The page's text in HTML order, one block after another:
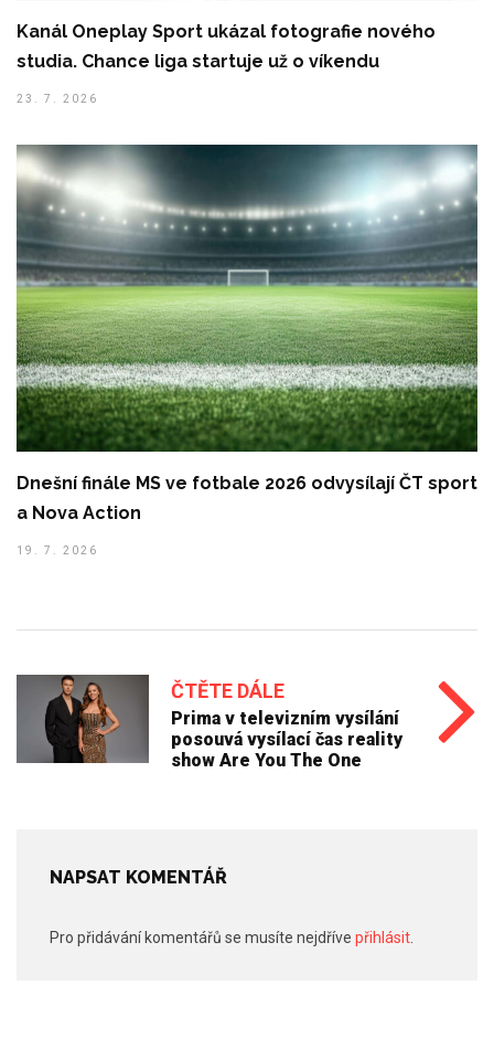
Kanál Oneplay Sport ukázal fotografie nového
studia. Chance liga startuje už o víkendu
23. 7. 2026
Dnešní finále MS ve fotbale 2026 odvysílají ČT sport
a Nova Action
19. 7. 2026
ČTĚTE DÁLE
Prima v televizním vysílání
posouvá vysílací čas reality
show Are You The One
NAPSAT KOMENTÁŘ
Pro přidávání komentářů se musíte nejdříve přihlásit